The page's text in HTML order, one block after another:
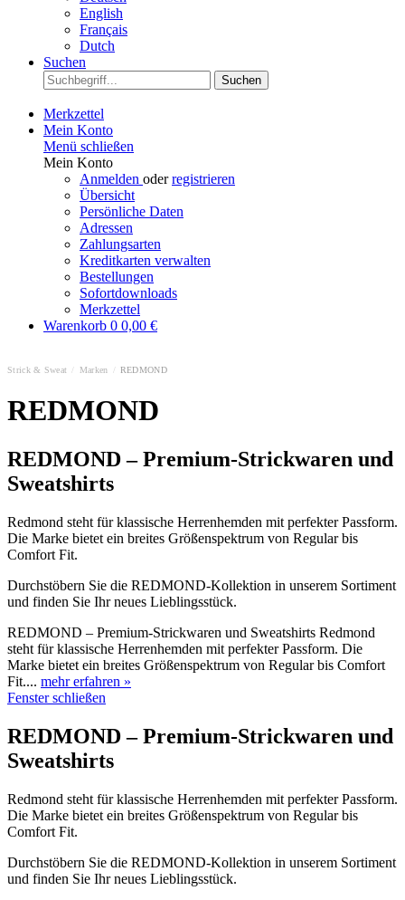
English
Français
Dutch
Suchen
Suchen
Merkzettel
Mein Konto
Menü schließen
Mein Konto
Anmelden oderregistrieren
Übersicht
Persönliche Daten
Adressen
Zahlungsarten
Kreditkarten verwalten
Bestellungen
Sofortdownloads
Merkzettel
Warenkorb 0 0,00 €
Strick & Sweat Marken REDMOND
REDMOND
REDMOND – Premium-Strickwaren und
Sweatshirts
Redmond steht für klassische Herrenhemden mit perfekter Passform.
Die Marke bietet ein breites Größenspektrum von Regular bis
Comfort Fit.
Durchstöbern Sie die REDMOND-Kollektion in unserem Sortiment
und finden Sie Ihr neues Lieblingsstück.
REDMOND – Premium-Strickwaren und Sweatshirts Redmond
steht für klassische Herrenhemden mit perfekter Passform. Die
Marke bietet ein breites Größenspektrum von Regular bis Comfort
Fit.... mehr erfahren »
Fenster schließen
REDMOND – Premium-Strickwaren und
Sweatshirts
Redmond steht für klassische Herrenhemden mit perfekter Passform.
Die Marke bietet ein breites Größenspektrum von Regular bis
Comfort Fit.
Durchstöbern Sie die REDMOND-Kollektion in unserem Sortiment
und finden Sie Ihr neues Lieblingsstück.